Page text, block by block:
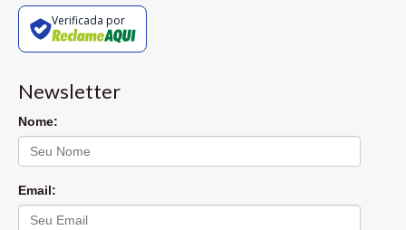
Verificada por
Newsletter
Nome:
Email: